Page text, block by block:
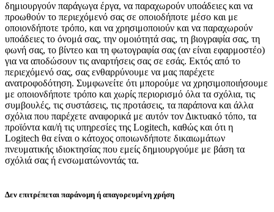
δημιουργούν παράγωγα έργα, να παραχωρούν υποάδειες και να
προωθούν το περιεχόμενό σας σε οποιοδήποτε μέσο και με
οποιονδήποτε τρόπο, και να χρησιμοποιούν και να παραχωρούν
υποάδειες το όνομά σας, την ομοιότητά σας, τη βιογραφία σας, τη
φωνή σας, το βίντεο και τη φωτογραφία σας (αν είναι εφαρμοστέο)
για να αποδώσουν τις αναρτήσεις σας σε εσάς. Εκτός από το
περιεχόμενό σας, σας ενθαρρύνουμε να μας παρέχετε
ανατροφοδότηση. Συμφωνείτε ότι μπορούμε να χρησιμοποιήσουμε
με οποιονδήποτε τρόπο και χωρίς περιορισμό όλα τα σχόλια, τις
συμβουλές, τις συστάσεις, τις προτάσεις, τα παράπονα και άλλα
σχόλια που παρέχετε αναφορικά με αυτόν τον Δικτυακό τόπο, τα
προϊόντα και/ή τις υπηρεσίες της Logitech, καθώς και ότι η
Logitech θα είναι ο κάτοχος οποιωνδήποτε δικαιωμάτων
πνευματικής ιδιοκτησίας που εμείς δημιουργούμε με βάση τα
σχόλιά σας ή ενσωματώνοντάς τα.
Δεν επιτρέπεται παράνομη ή απαγορευμένη χρήση